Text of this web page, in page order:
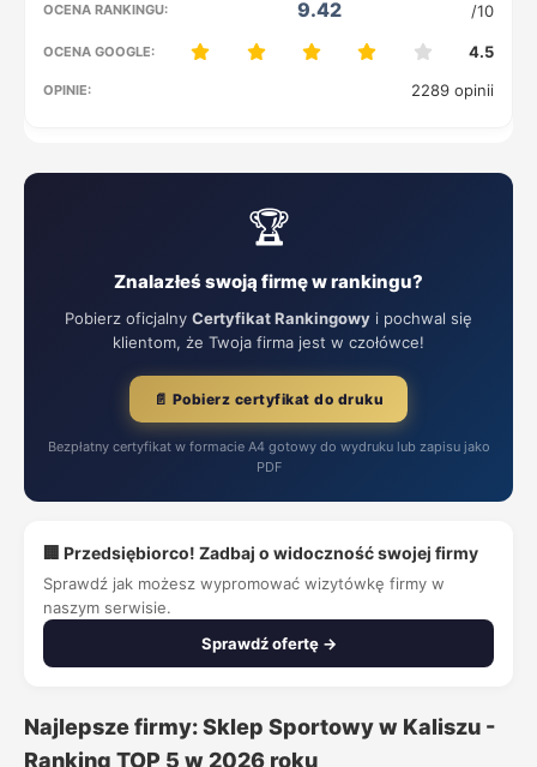
9.42 /10
4.5
2289 opinii
🏆
Znalazłeś swoją firmę w rankingu?
Pobierz oficjalny Certyfikat Rankingowy i pochwal się
klientom, że Twoja firma jest w czołówce!
📄 Pobierz certyfikat do druku
Bezpłatny certyfikat w formacie A4 gotowy do wydruku lub zapisu jako
PDF
🏢 Przedsiębiorco! Zadbaj o widoczność swojej firmy
Sprawdź jak możesz wypromować wizytówkę firmy w
naszym serwisie.
Sprawdź ofertę →
Najlepsze firmy: Sklep Sportowy w Kaliszu -
Ranking TOP 5 w 2026 roku